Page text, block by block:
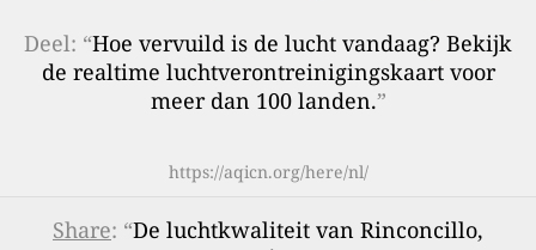
Deel: “Hoe vervuild is de lucht vandaag? Bekijk
de realtime luchtverontreinigingskaart voor
meer dan 100 landen.”
https://aqicn.org/here/nl/
Share: “De luchtkwaliteit van Rinconcillo,